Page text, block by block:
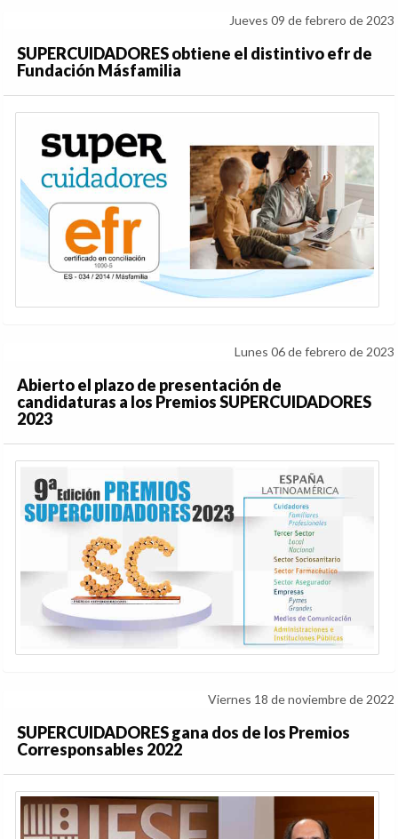
Jueves 09 de febrero de 2023
SUPERCUIDADORES obtiene el distintivo efr de
Fundación Másfamilia
Lunes 06 de febrero de 2023
Abierto el plazo de presentación de
candidaturas a los Premios SUPERCUIDADORES
2023
Viernes 18 de noviembre de 2022
SUPERCUIDADORES gana dos de los Premios
Corresponsables 2022